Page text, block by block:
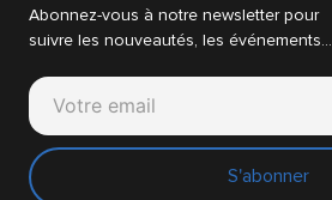
Abonnez-vous à notre newsletter pour
suivre les nouveautés, les événements…
S'abonner